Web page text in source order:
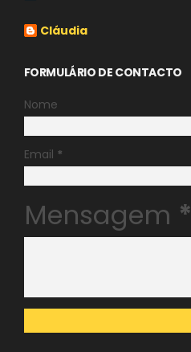
Cláudia
FORMULÁRIO DE CONTACTO
Nome
Email *
Mensagem *